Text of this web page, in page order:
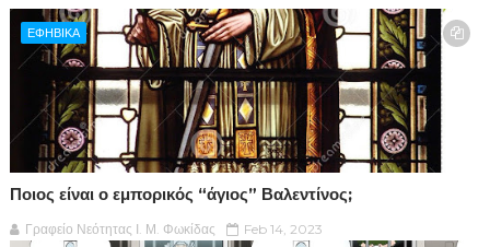
ΕΦΗΒΙΚΑ
Ποιος είναι ο εμπορικός “άγιος” Βαλεντίνος;
Γραφείο Νεότητας Ι. Μ. Φωκίδας Feb 14, 2023